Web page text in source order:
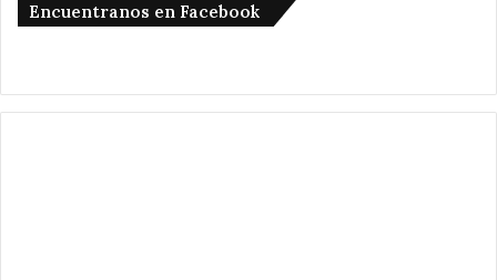
Encuentranos en Facebook